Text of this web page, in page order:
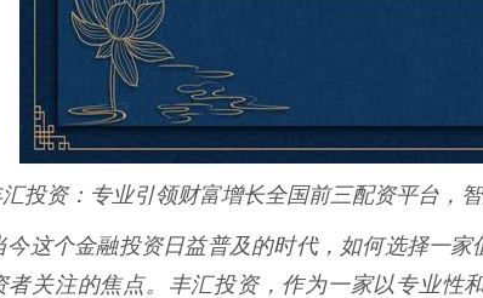
投资：专业引领财富增长全国前三配资平台，
今这个金融投资日益普及的时代，如何选择一
者关注的焦点。丰汇投资，作为一家以专业性